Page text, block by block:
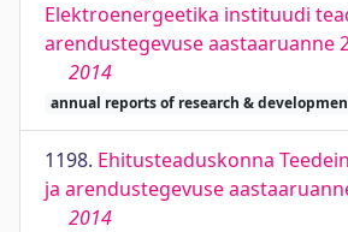
Elektroenergeetika instituudi
arendustegevuse aastaaruanne
2014
annual reports of research &
1198. Ehitusteaduskonna
ja arendustegevuse
2014